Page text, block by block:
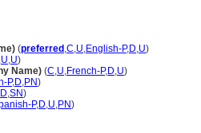
(preferred ,C,U,English-P,D,U)
,U,U)
Name) (C,U,French-P,D,U)
P,D,PN)
,SN)
P,D,U,PN)